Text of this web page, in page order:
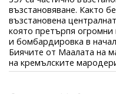
възстановяване. Както
възстановена
която претърпя
и бомбардировка в
Биячите от Маалата на
на кремълските